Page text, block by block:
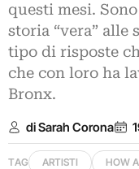
questi mesi.
storia “vera” alle
tipo di risposte
che con loro ha
Bronx.
di Sarah Corona
TAG ARTISTI HOW